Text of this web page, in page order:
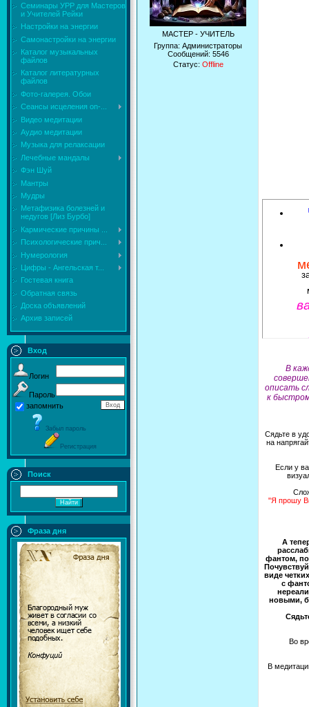
Семинары УРР для Мастеров
и Учителей Рейки
Настройки на энергии
Самонастройки на энергии
Каталог музыкальных
файлов
Каталог литературных
файлов
Фото-галерея. Обои
Сеансы исцеления on-...
Видео медитации
Аудио медитации
Музыка для релаксации
Лечебные мандалы
Фэн Шуй
Мантры
Мудры
Mетафизика болезней и
недугов [Лиз Бурбо]
Кармические причины ...
Психологические прич...
Нумерология
Цифры - Ангельская т...
Гостевая книга
Обратная связь
Доска объявлений
Архив записей
Вход
Логин
Пароль
запомнить
Забыл пароль
Регистрация
Поиск
Фраза дня
МАСТЕР - УЧИТЕЛЬ
Группа: Администраторы
Сообщений: 5546
Статус: Offline
В
описать
к
Сядьте в
на
Если у
"Я прошу
А
фантом,
виде
с
новыми,
Во
В